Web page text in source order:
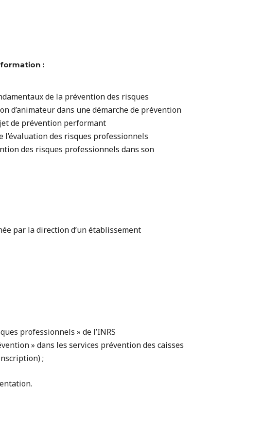
:
de la prévention des risques
d’animateur dans une démarche de prévention
de prévention performant
des risques professionnels
des risques professionnels dans son
par la direction d’un établissement
professionnels » de l’INRS
» dans les services prévention des caisses
;